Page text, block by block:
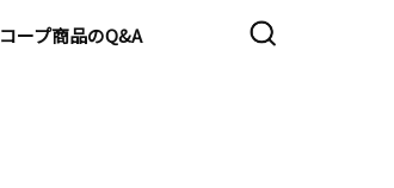
コープ商品のQ&A